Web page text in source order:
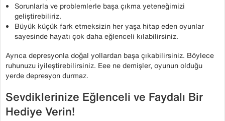
Sorunlarla ve problemlerle başa çıkma yeteneğimizi
geliştirebiliriz.
Büyük küçük fark etmeksizin her yaşa hitap eden oyunlar
sayesinde hayatı çok daha eğlenceli kılabilirsiniz.
Ayrıca depresyonla doğal yollardan başa çıkabilirsiniz. Böylece
ruhunuzu iyileştirebilirsiniz. Eee ne demişler, oyunun olduğu
yerde depresyon durmaz.
Sevdiklerinize Eğlenceli ve Faydalı Bir
Hediye Verin!